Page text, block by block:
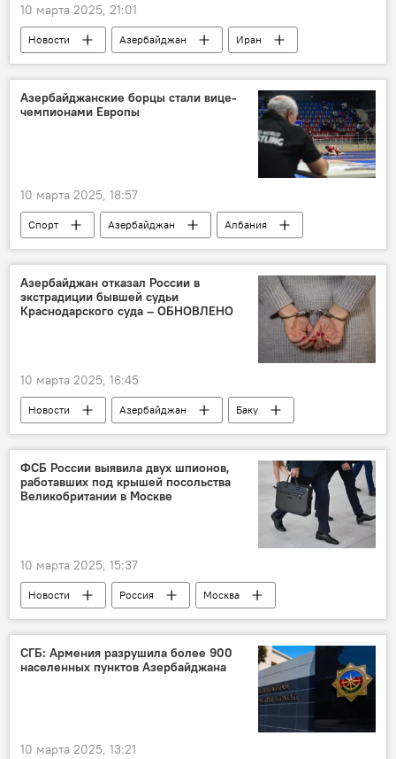
10 марта 2025, 21:01
Новости Азербайджан
Иран
Россия
международный транспортный коридор "Север-Юг"
Земли
Решт-Астара
Азербайджанские борцы стали вице-
чемпионами Европы
10 марта 2025, 18:57
Спорт Азербайджан
Албания
Чемпионат Европы
Борьба
Вольная борьба
Золотая Медаль
Россия
Азербайджан отказал России в
экстрадиции бывшей судьи
Краснодарского суда – ОБНОВЛЕНО
10 марта 2025, 16:45
Новости Азербайджан
Баку
Россия
Аэропорт
Задержание
Судья
Подлог
Арест
СК РФ
Свадьба
ФСБ России выявила двух шпионов,
работавших под крышей посольства
Великобритании в Москве
10 марта 2025, 15:37
Новости Россия
Москва
Великобритания
Шпионы
Шпионаж
Посольство
МИД России
ФСБ РФ
СГБ: Армения разрушила более 900
населенных пунктов Азербайджана
10 марта 2025, 13:21